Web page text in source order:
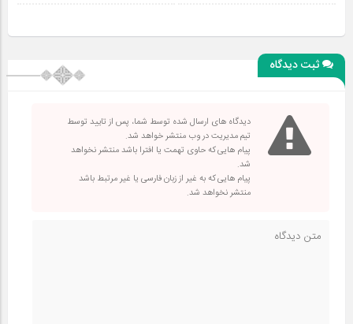
ثبت دیدگاه
دیدگاه های ارسال شده توسط شما، پس از تایید توسط
تیم مدیریت در وب منتشر خواهد شد.
پیام هایی که حاوی تهمت یا افترا باشد منتشر نخواهد
شد.
پیام هایی که به غیر از زبان فارسی یا غیر مرتبط باشد
منتشر نخواهد شد.